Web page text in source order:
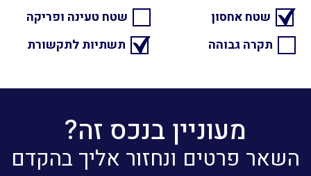
שטח אחסון
שטח טעינה ופריקה
תקרה גבוהה
תשתיות לתקשורת
מעוניין בנכס זה?
השאר פרטים ונחזור אליך בהקדם